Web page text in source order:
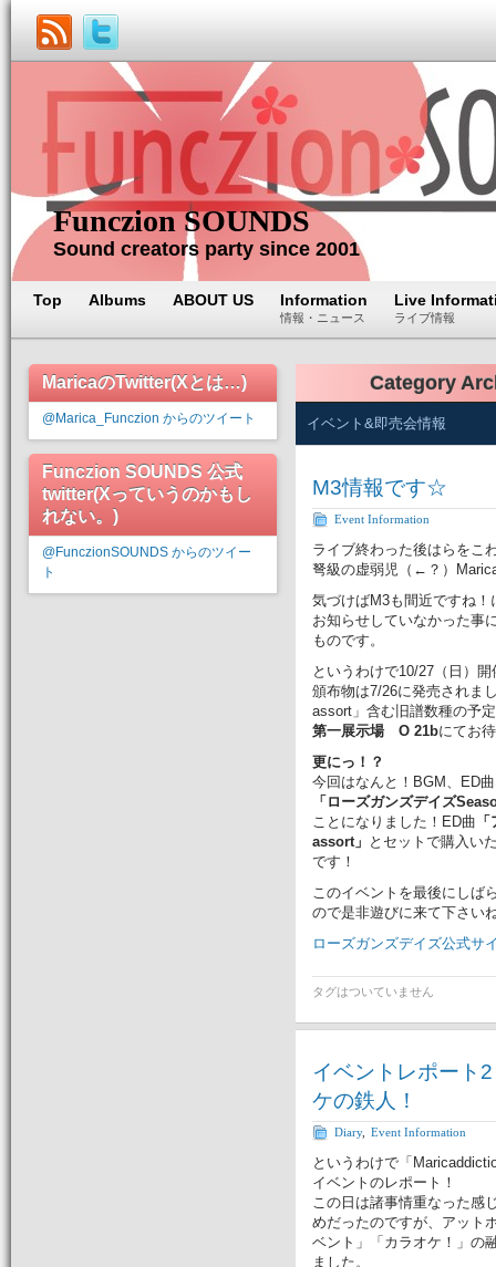
Funczion SOUNDS
Sound creators party since 2001
Top Albums ABOUT US Information
情報・ニュース
Live
ライブ情報
MaricaのTwitter(Xとは…)
@Marica_Funczion からのツイート
Funczion SOUNDS 公式
twitter(Xっていうのかもし
れない。)
@FunczionSOUNDS からのツイー
ト
Category
イベント&即売会情報
M3情報です☆
Event Information
ライブ終わった後はらを
弩級の虚弱児（←？）
気づけばM3も間近ですね
お知らせしていなかった事
ものです。
というわけで10/27（日）
頒布物は7/26に発売されま
assort」含む旧譜数種の予
第一展示場 O 21bにてお
更にっ！？
今回はなんと！BGM、ED
「ローズガンズデイズ
ことになりました！ED曲
assort」 とセットで購入い
です！
このイベントを最後にしば
ので是非遊びに来て下さい
ローズガンズデイズ公式サ
タグはついていません
イベントレポー
ケの鉄人！
Diary, Event Information
というわけで「
イベントのレポート！
この日は諸事情重なった感
めだったのですが、アット
ベント」「カラオケ！」の
ました。